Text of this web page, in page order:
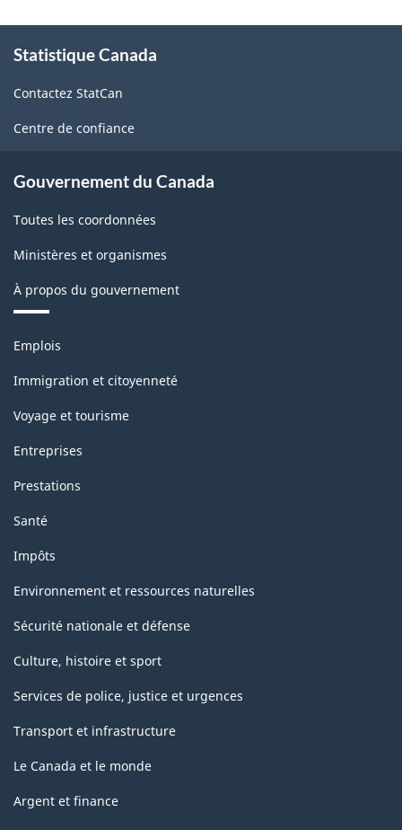
propos
ce
site
Statistique Canada
Contactez StatCan
Centre de confiance
Gouvernement du Canada
Toutes les coordonnées
Ministères et organismes
À propos du gouvernement
Thèmes
sujets
Emplois
Immigration et citoyenneté
Voyage et tourisme
Entreprises
Prestations
Santé
Impôts
Environnement et ressources naturelles
Sécurité nationale et défense
Culture, histoire et sport
Services de police, justice et urgences
Transport et infrastructure
Le Canada et le monde
Argent et finance